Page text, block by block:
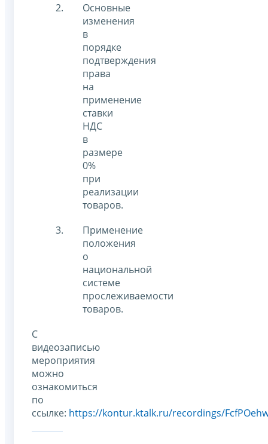
Основные
изменения
в
порядке
подтверждения
права
на
применение
ставки
НДС
в
размере
0%
при
реализации
товаров.
Применение
положения
о
национальной
системе
прослеживаемости
товаров.
С
видеозаписью
мероприятия
можно
ознакомиться
по
ссылке: https://kontur.ktalk.ru/recordings/